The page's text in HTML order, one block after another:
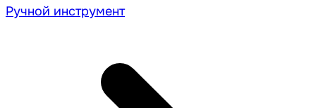
Ручной инструмент